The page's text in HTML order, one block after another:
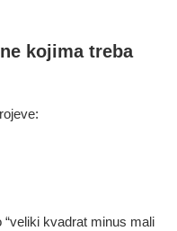
kojima treba
“veliki kvadrat minus mali